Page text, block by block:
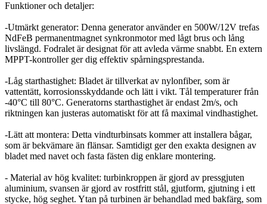
Funktioner och detaljer:
-Utmärkt generator: Denna generator använder en 500W/12V trefas
NdFeB permanentmagnet synkronmotor med lågt brus och lång
livslängd. Fodralet är designat för att avleda värme snabbt. En extern
MPPT-kontroller ger dig effektiv spårningsprestanda.
-Låg starthastighet: Bladet är tillverkat av nylonfiber, som är
vattentätt, korrosionsskyddande och lätt i vikt. Tål temperaturer från
-40°C till 80°C. Generatorns starthastighet är endast 2m/s, och
riktningen kan justeras automatiskt för att få maximal vindhastighet.
-Lätt att montera: Detta vindturbinsats kommer att installera bågar,
som är bekvämare än flänsar. Samtidigt ger den exakta designen av
bladet med navet och fasta fästen dig enklare montering.
- Material av hög kvalitet: turbinkroppen är gjord av pressgjuten
aluminium, svansen är gjord av rostfritt stål, gjutform, gjutning i ett
stycke, hög seghet. Ytan på turbinen är behandlad med bakfärg, som